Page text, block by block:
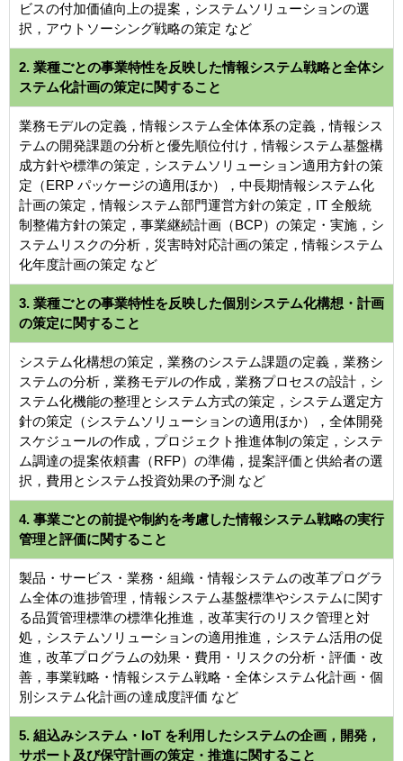
ビスの付加価値向上の提案，システムソリューションの選
択，アウトソーシング戦略の策定 など
2. 業種ごとの事業特性を反映した情報システム戦略と全体シ
ステム化計画の策定に関すること
業務モデルの定義，情報システム全体体系の定義，情報シス
テムの開発課題の分析と優先順位付け，情報システム基盤構
成方針や標準の策定，システムソリューション適用方針の策
定（ERP パッケージの適用ほか），中長期情報システム化
計画の策定，情報システム部門運営方針の策定，IT 全般統
制整備方針の策定，事業継続計画（BCP）の策定・実施，シ
ステムリスクの分析，災害時対応計画の策定，情報システム
化年度計画の策定 など
3. 業種ごとの事業特性を反映した個別システム化構想・計画
の策定に関すること
システム化構想の策定，業務のシステム課題の定義，業務シ
ステムの分析，業務モデルの作成，業務プロセスの設計，シ
ステム化機能の整理とシステム方式の策定，システム選定方
針の策定（システムソリューションの適用ほか），全体開発
スケジュールの作成，プロジェクト推進体制の策定，システ
ム調達の提案依頼書（RFP）の準備，提案評価と供給者の選
択，費用とシステム投資効果の予測 など
4. 事業ごとの前提や制約を考慮した情報システム戦略の実行
管理と評価に関すること
製品・サービス・業務・組織・情報システムの改革プログラ
ム全体の進捗管理，情報システム基盤標準やシステムに関す
る品質管理標準の標準化推進，改革実行のリスク管理と対
処，システムソリューションの適用推進，システム活用の促
進，改革プログラムの効果・費用・リスクの分析・評価・改
善，事業戦略・情報システム戦略・全体システム化計画・個
別システム化計画の達成度評価 など
5. 組込みシステム・IoT を利用したシステムの企画，開発，
サポート及び保守計画の策定・推進に関すること